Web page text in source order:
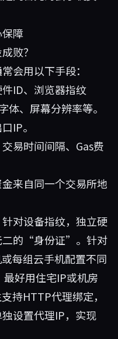
障
败？
会用以下手段：
ID、浏览器指纹
体、屏幕分辨率等。
IP。
易时间间隔、Gas费
来自同一个交易所地
对设备指纹，独立硬
二的“身份证”。针对
每组云手机配置不同
好用住宅IP或机房
持HTTP代理绑定，
设置代理IP，实现